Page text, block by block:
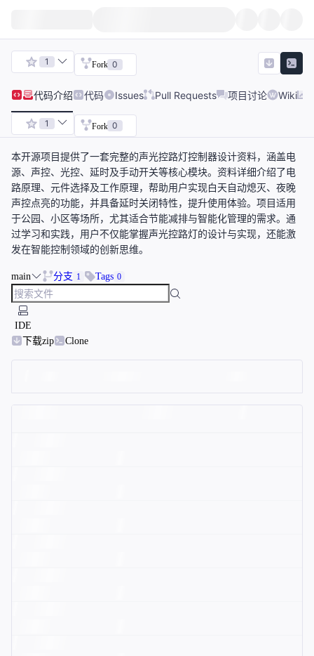
1 Fork 0
代码介绍 代码 Issues Pull Requests 项目讨论 Wiki
1 Fork 0
本开源项目提供了一套完整的声光控路灯控制器设计资料，涵盖电
源、声控、光控、延时及手动开关等核心模块。资料详细介绍了电
路原理、元件选择及工作原理，帮助用户实现白天自动熄灭、夜晚
声控点亮的功能，并具备延时关闭特性，提升使用体验。项目适用
于公园、小区等场所，尤其适合节能减排与智能化管理的需求。通
过学习和实践，用户不仅能掌握声光控路灯的设计与实现，还能激
发在智能控制领域的创新思维。
main 分支 1 Tags 0
IDE
下载zip
Clone